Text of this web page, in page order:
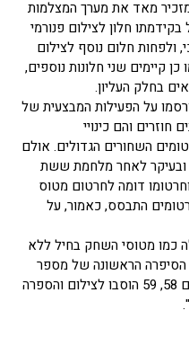
מאד את מערך המצלמות
חלון לצילום פנורמי
ולפחות חלום נוסף לצילום
כן קיימים שני חלונות נוספים,
בחלק העליון.
על הפעילות המבצעית של
והם כינויי
השחורים הגדולים. אולם
ובעיקר לאחר מלחמת ששת
דומה לחרטום מטוס
התבסס, כאמור, על
99 הופעלו תחילה כמו מטוסי השחק בחיל ללא
הסיפרה הראשונה של מספר
הזנב ל-"7" לפני מספר המטוס. מטוסים 58, 59 הוסבו לצילום והספרה